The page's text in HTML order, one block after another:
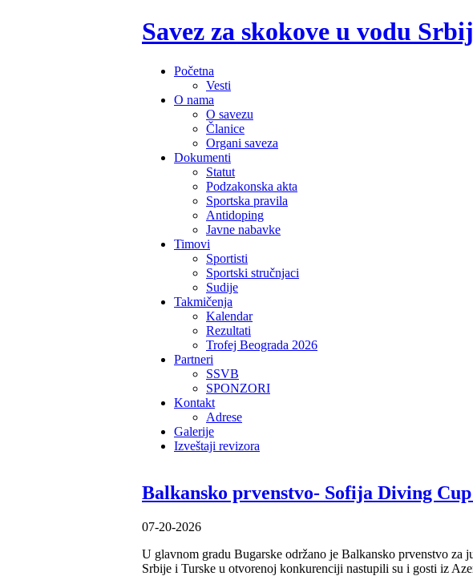
Savez za skokove u vodu
Početna
Vesti
O nama
O savezu
Članice
Organi saveza
Dokumenti
Statut
Podzakonska akta
Sportska pravila
Antidoping
Javne nabavke
Timovi
Sportisti
Sportski stručnjaci
Sudije
Takmičenja
Kalendar
Rezultati
Trofej Beograda 2026
Partneri
SSVB
SPONZORI
Kontakt
Adrese
Galerije
Izveštaji revizora
Balkansko prvenstvo- Sofija Diving Cup
07-20-2026
U glavnom gradu Bugarske održano je Balkansko prvenstvo za
Srbije i Turske u otvorenoj konkurenciji nastupili su i gosti iz